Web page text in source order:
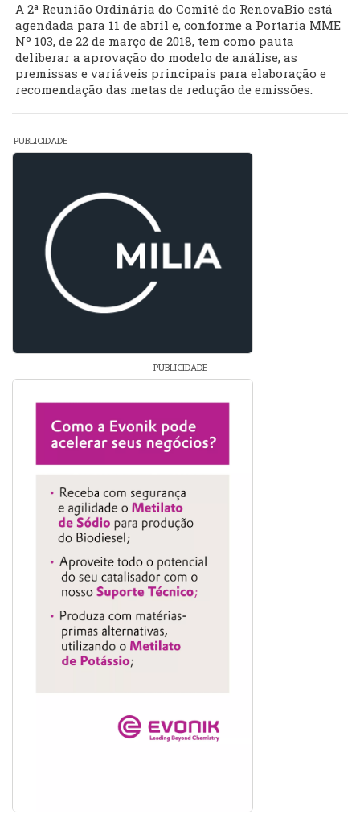
A 2ª Reunião Ordinária do Comitê do RenovaBio está
agendada para 11 de abril e, conforme a Portaria MME
Nº 103, de 22 de março de 2018, tem como pauta
deliberar a aprovação do modelo de análise, as
premissas e variáveis principais para elaboração e
recomendação das metas de redução de emissões.
PUBLICIDADE
PUBLICIDADE